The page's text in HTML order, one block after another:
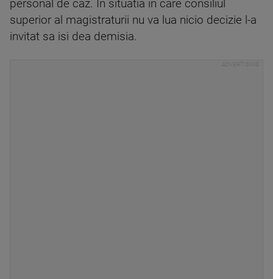
personal de caz. In situatia in care consiliul
superior al magistraturii nu va lua nicio decizie l-a
invitat sa isi dea demisia.